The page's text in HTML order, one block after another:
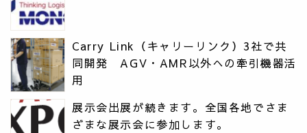
Carry Link（キャリーリンク）3社で共
同開発 AGV・AMR以外への牽引機器活
用
展示会出展が続きます。全国各地でさま
ざまな展示会に参加します。